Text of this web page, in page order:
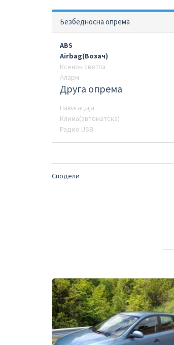
Безбедносна опрема
ABS
Airbag(Возач)
Ксенон светла
Аларм
Друга опрема
Навигација
Клима(автоматска)
Радио USB
Сподели